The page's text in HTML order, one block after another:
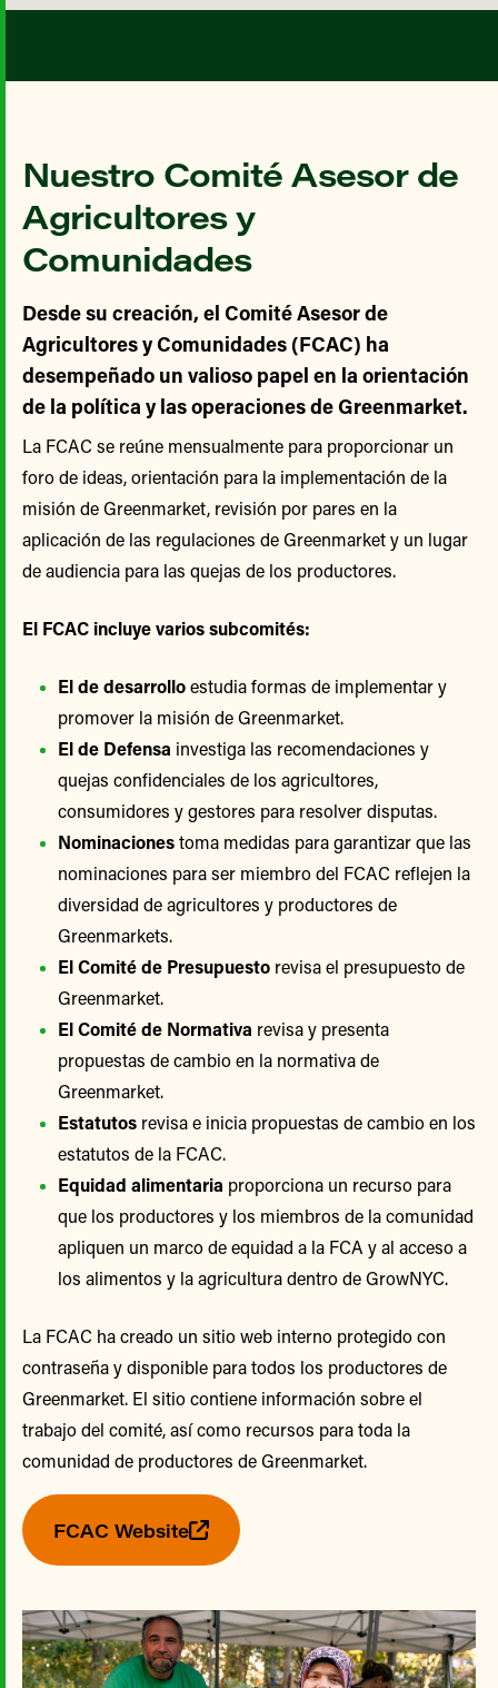
Nuestro Comité Asesor de
Agricultores y
Comunidades
Desde su creación, el Comité Asesor de
Agricultores y Comunidades (FCAC) ha
desempeñado un valioso papel en la orientación
de la política y las operaciones de Greenmarket.
La FCAC se reúne mensualmente para proporcionar un
foro de ideas, orientación para la implementación de la
misión de Greenmarket, revisión por pares en la
aplicación de las regulaciones de Greenmarket y un lugar
de audiencia para las quejas de los productores.
El FCAC incluye varios subcomités:
El de desarrolloestudia formas de implementar y
promover la misión de Greenmarket.
El de Defensa investiga las recomendaciones y
quejas confidenciales de los agricultores,
consumidores y gestores para resolver disputas.
Nominacionestoma medidas para garantizar que las
nominaciones para ser miembro del FCAC reflejen la
diversidad de agricultores y productores de
Greenmarkets.
El Comité de Presupuesto revisa el presupuesto de
Greenmarket.
El Comité de Normativa revisa y presenta
propuestas de cambio en la normativa de
Greenmarket.
Estatutos revisa e inicia propuestas de cambio en los
estatutos de la FCAC.
Equidad alimentaria proporciona un recurso para
que los productores y los miembros de la comunidad
apliquen un marco de equidad a la FCA y al acceso a
los alimentos y la agricultura dentro de GrowNYC.
La FCAC ha creado un sitio web interno protegido con
contraseña y disponible para todos los productores de
Greenmarket. El sitio contiene información sobre el
trabajo del comité, así como recursos para toda la
comunidad de productores de Greenmarket.
FCAC Website